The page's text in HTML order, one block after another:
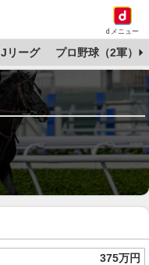
dメニュー
Jリーグ プロ野球（2軍）
375万円